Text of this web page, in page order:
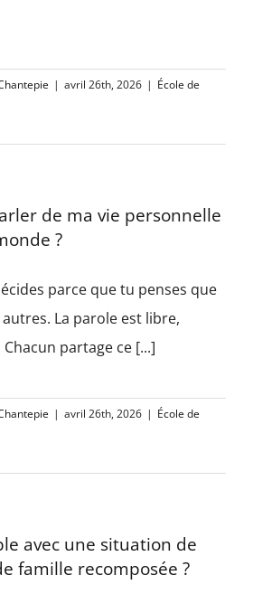
| avril 26th, 2026 | École de
de ma vie personnelle
?
parce que tu penses que
La parole est libre,
partage ce [...]
| avril 26th, 2026 | École de
avec une situation de
famille recomposée ?